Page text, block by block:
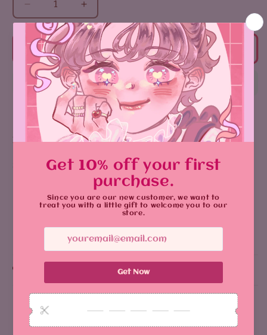
الكمية
Stanly
sticker
زيادة
الكمية
لـ
Stanly
sticker
أضف إلى السلة
Product Details:
8 cm
Vibrant design with durable, glossy sticker
يشارك
Why You'll Love It:
Customer Reviews